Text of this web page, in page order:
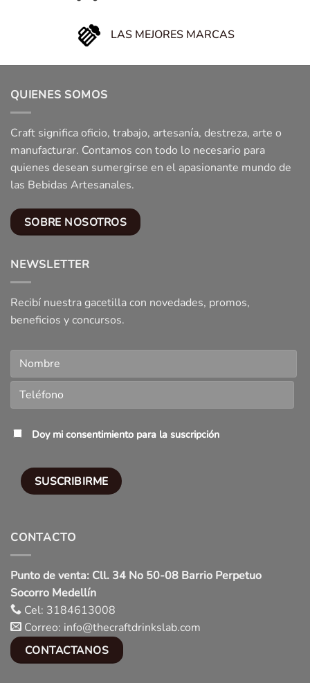
LAS MEJORES MARCAS
QUIENES SOMOS
Craft significa oficio, trabajo, artesanía, destreza, arte o
manufacturar. Contamos con todo lo necesario para
quienes desean sumergirse en el apasionante mundo de
las Bebidas Artesanales.
SOBRE NOSOTROS
NEWSLETTER
Recibí nuestra gacetilla con novedades, promos,
beneficios y concursos.
Doy mi consentimiento para la suscripción
CONTACTO
Punto de venta: Cll. 34 No 50-08 Barrio Perpetuo
Socorro Medellín
Cel: 3184613008
Correo: info@thecraftdrinkslab.com
CONTACTANOS